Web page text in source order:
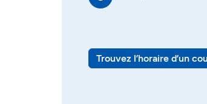
Trouvez l’horaire d’un